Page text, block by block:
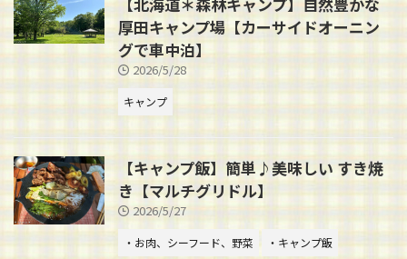
厚田キャンプ場【カーサイドオーニン
グで車中泊】
2026/5/28
キャンプ
【キャンプ飯】簡単♪美味しい すき焼
き【マルチグリドル】
2026/5/27
・お肉、シーフード、野菜
・キャンプ飯